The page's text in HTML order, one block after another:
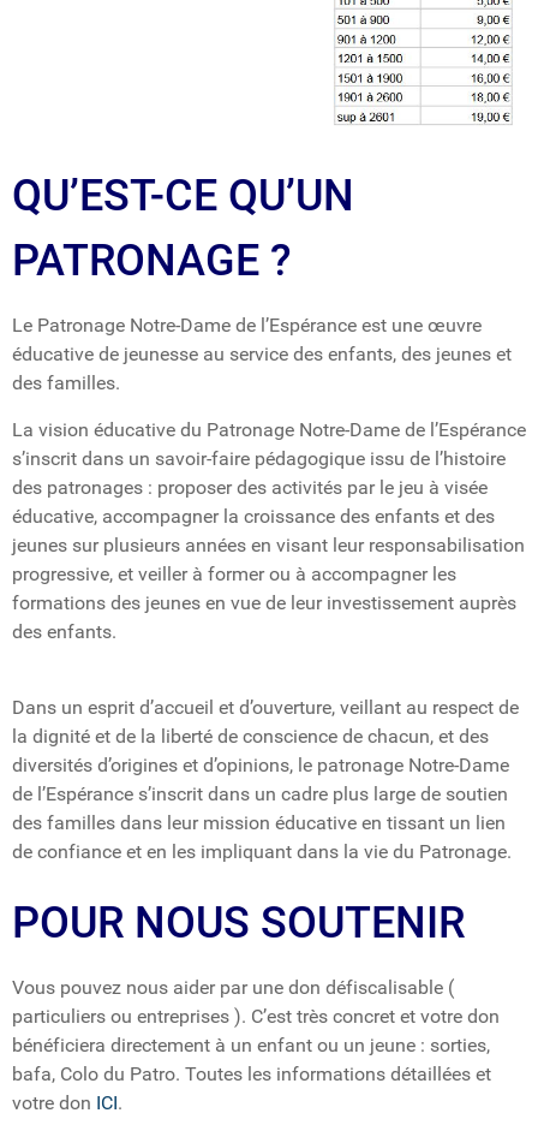
QU’EST-CE QU’UN
PATRONAGE ?
Le Patronage Notre-Dame de l’Espérance est une œuvre
éducative de jeunesse au service des enfants, des jeunes et
des familles.
La vision éducative du Patronage Notre-Dame de l’Espérance
s’inscrit dans un savoir-faire pédagogique issu de l’histoire
des patronages : proposer des activités par le jeu à visée
éducative, accompagner la croissance des enfants et des
jeunes sur plusieurs années en visant leur responsabilisation
progressive, et veiller à former ou à accompagner les
formations des jeunes en vue de leur investissement auprès
des enfants.
Dans un esprit d’accueil et d’ouverture, veillant au respect de
la dignité et de la liberté de conscience de chacun, et des
diversités d’origines et d’opinions, le patronage Notre-Dame
de l’Espérance s’inscrit dans un cadre plus large de soutien
des familles dans leur mission éducative en tissant un lien
de confiance et en les impliquant dans la vie du Patronage.
POUR NOUS SOUTENIR
Vous pouvez nous aider par une don défiscalisable (
particuliers ou entreprises ). C’est très concret et votre don
bénéficiera directement à un enfant ou un jeune : sorties,
bafa, Colo du Patro. Toutes les informations détaillées et
votre don ICI.